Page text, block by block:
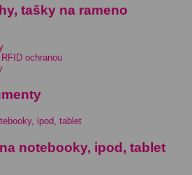
tašky na rameno
ochranou
notebooky, ipod, tablet